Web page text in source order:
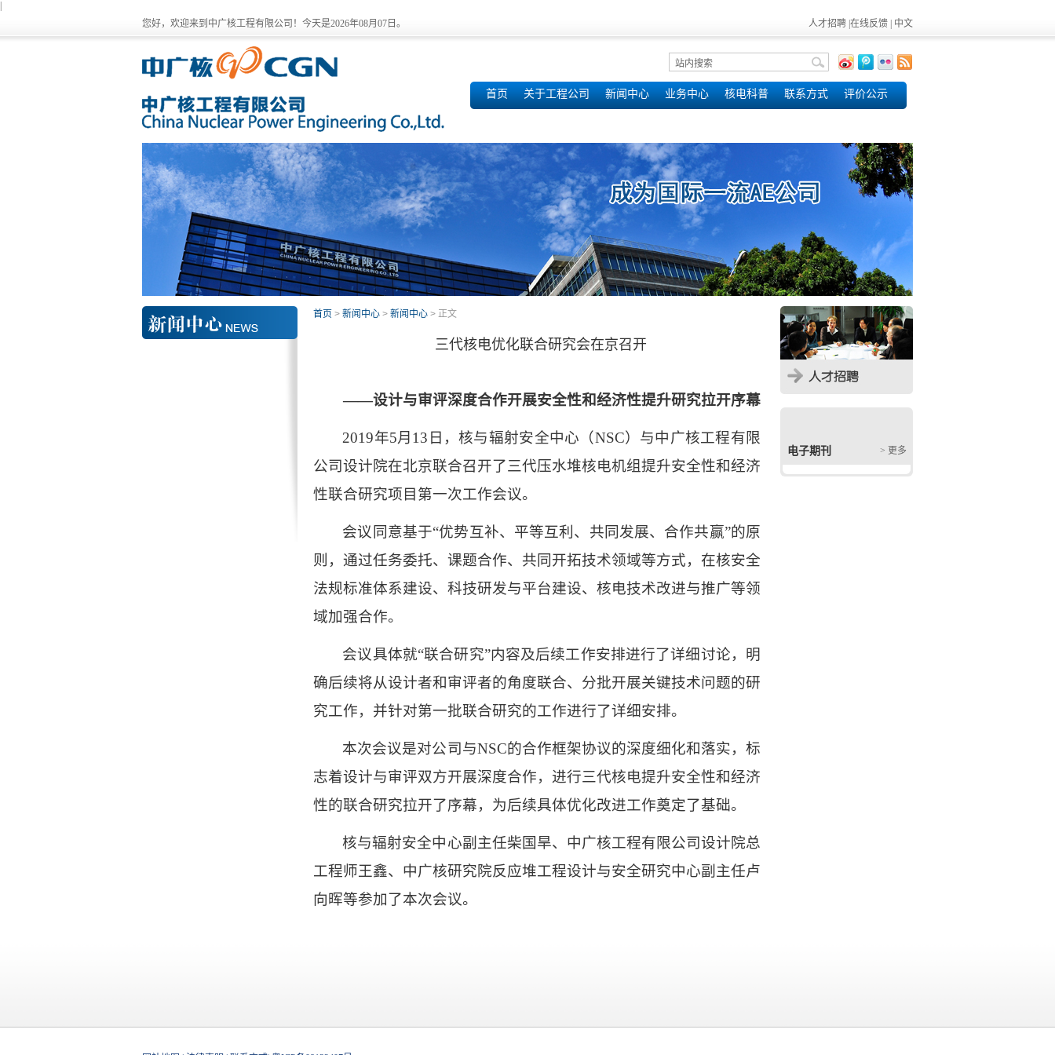
您好，欢迎来到中广核工程有限公司！今天是2026年08月07日。 人才招聘 在线反馈 中文
首页 关于工程公司 新闻中心 业务中心 核电科普 联系方式 评价公示
首页 > 新闻中心 > 新闻中心 > 正文
三代核电优化联合研究会在京召开
——设计与审评深度合作开展安全性和经济性提升研究拉开序幕
2019年5月 13 日，核与辐射安全中心（NSC）与中广核工程有限
公司设计院在北京联合召开了三代压水堆核电机组提升安全性和经济
性联合研究项目第一次工作会议。
会议同意基于“优势互补、平等互利、共同发展、合作共赢”的原
则，通过任务委托、课题合作、共同开拓技术领域等方式，在核安全
法规标准体系建设、科技研发与平台建设、核电技术改进与推广等领
域加强合作。
会议具体就“联合研究”内容及后续工作安排进行了详细讨论，明
确后续将从设计者和审评者的角度联合、分批开展关键技术问题的研
究工作，并针对第一批联合研究的工作进行了详细安排。
本次会议是对公司与NSC的合作框架协议的深度细化和落实，标
志着设计与审评双方开展深度合作，进行三代核电提升安全性和经济
性的联合研究拉开了序幕，为后续具体优化改进工作奠定了基础。
核与辐射安全中心副主任柴国旱、中广核工程有限公司设计院总
工程师王鑫、中广核研究院反应堆工程设计与安全研究中心副主任卢
向晖等参加了本次会议。
> 更多
电子期刊